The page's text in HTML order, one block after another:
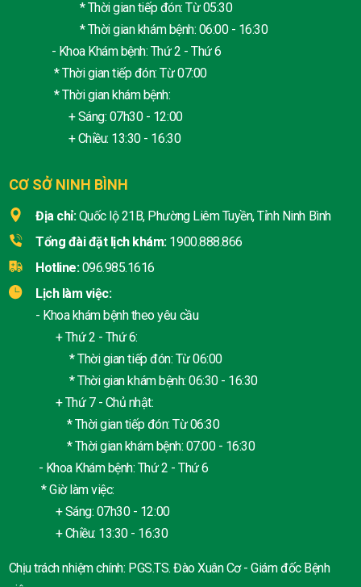
* Thời gian tiếp đón: Từ 05:30
* Thời gian khám bệnh: 06:00 - 16:30
- Khoa Khám bệnh: Thứ 2 - Thứ 6
* Thời gian tiếp đón: Từ 07:00
* Thời gian khám bệnh:
+ Sáng: 07h30 - 12:00
+ Chiều: 13:30 - 16:30
CƠ SỞ NINH BÌNH
Địa chỉ: Quốc lộ 21B, Phường Liêm Tuyền, Tỉnh Ninh Bình
Tổng đài đặt lịch khám: 1900.888.866
Hotline: 096.985.1616
Lịch làm việc:
- Khoa khám bệnh theo yêu cầu
+ Thứ 2 - Thứ 6:
* Thời gian tiếp đón: Từ 06:00
* Thời gian khám bệnh: 06:30 - 16:30
+ Thứ 7 - Chủ nhật:
* Thời gian tiếp đón: Từ 06:30
* Thời gian khám bệnh: 07:00 - 16:30
- Khoa Khám bệnh: Thứ 2 - Thứ 6
* Giờ làm việc:
+ Sáng: 07h30 - 12:00
+ Chiều: 13:30 - 16:30
Chịu trách nhiệm chính: PGS.TS. Đào Xuân Cơ - Giám đốc Bệnh